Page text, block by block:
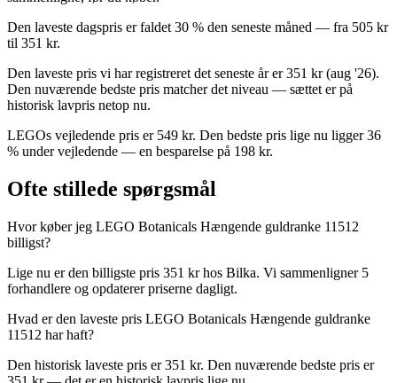
Den laveste dagspris er faldet 30 % den seneste måned — fra 505 kr
til 351 kr.
Den laveste pris vi har registreret det seneste år er 351 kr (aug '26).
Den nuværende bedste pris matcher det niveau — sættet er på
historisk lavpris netop nu.
LEGOs vejledende pris er 549 kr. Den bedste pris lige nu ligger 36
% under vejledende — en besparelse på 198 kr.
Ofte stillede spørgsmål
Hvor køber jeg LEGO Botanicals Hængende guldranke 11512
billigst?
Lige nu er den billigste pris 351 kr hos Bilka. Vi sammenligner 5
forhandlere og opdaterer priserne dagligt.
Hvad er den laveste pris LEGO Botanicals Hængende guldranke
11512 har haft?
Den historisk laveste pris er 351 kr. Den nuværende bedste pris er